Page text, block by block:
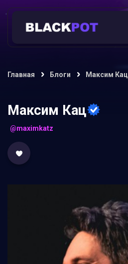
Главная Блоги Максим Кац
Максим Кац
@maximkatz